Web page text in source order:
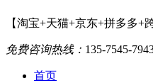
【淘宝+天猫+京东+拼多多+
免费咨询热线： 135-7545-
首页